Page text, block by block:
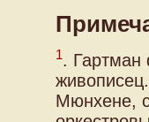
1. Гартман
Мюнхене,